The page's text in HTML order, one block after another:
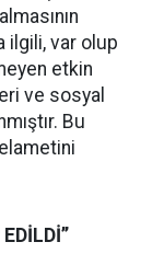
ilgili, var olup
etkin
ve sosyal
Bu